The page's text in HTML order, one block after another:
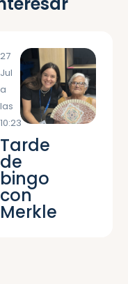
27
Jul
a
las
10:23
Tarde
de
bingo
con
Merkle